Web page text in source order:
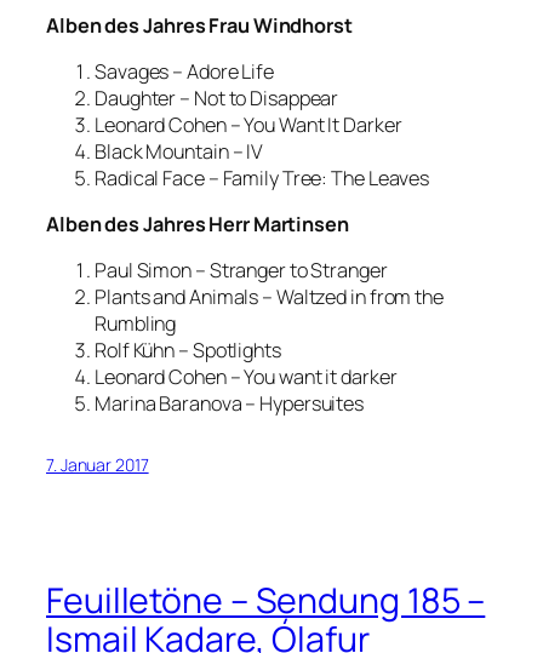
Alben des Jahres Frau Windhorst
Savages – Adore Life
Daughter – Not to Disappear
Leonard Cohen – You Want It Darker
Black Mountain – IV
Radical Face – Family Tree: The Leaves
Alben des Jahres Herr Martinsen
Paul Simon – Stranger to Stranger
Plants and Animals – Waltzed in from the
Rumbling
Rolf Kühn – Spotlights
Leonard Cohen – You want it darker
Marina Baranova – Hypersuites
7. Januar 2017
Feuilletöne – Sendung 185 –
Ismail Kadare, Ólafur